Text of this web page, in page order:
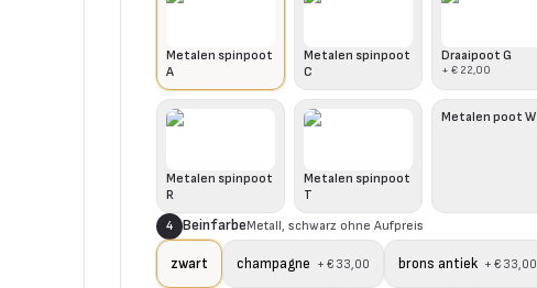
Metalen spinpoot
A
Metalen spinpoot
C
Draaipoot G
+ € 22,00
Metalen spinpoot
R
Metalen spinpoot
T
Metalen poot W
4 BeinfarbeMetall, schwarz ohne Aufpreis
zwart champagne + € 33,00 brons antiek + € 33,00